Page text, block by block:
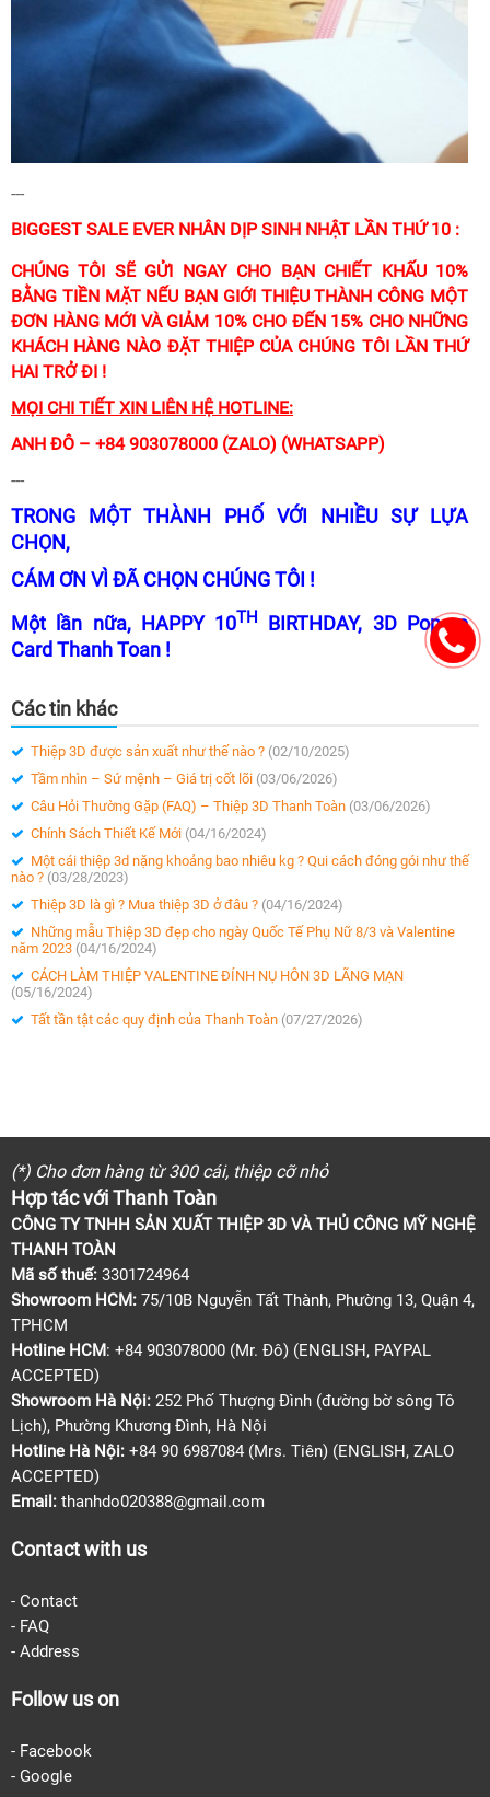
---
BIGGEST SALE EVER NHÂN DỊP SINH NHẬT LẦN THỨ 10 :
CHÚNG TÔI SẼ GỬI NGAY CHO BẠN CHIẾT KHẤU 10%
BẰNG TIỀN MẶT NẾU BẠN GIỚI THIỆU THÀNH CÔNG MỘT
ĐƠN HÀNG MỚI VÀ GIẢM 10% CHO ĐẾN 15% CHO NHỮNG
KHÁCH HÀNG NÀO ĐẶT THIỆP CỦA CHÚNG TÔI LẦN THỨ
HAI TRỞ ĐI !
MỌI CHI TIẾT XIN LIÊN HỆ HOTLINE:
ANH ĐÔ – +84 903078000 (ZALO) (WHATSAPP)
---
TRONG MỘT THÀNH PHỐ VỚI NHIỀU SỰ LỰA
CHỌN,
CÁM ƠN VÌ ĐÃ CHỌN CHÚNG TÔI !
Một lần nữa, HAPPY 10TH
BIRTHDAY, 3D Pop-up
Card Thanh Toan !
Các tin khác
Thiệp 3D được sản xuất như thế nào ? (02/10/2025)
Tầm nhìn – Sứ mệnh – Giá trị cốt lõi (03/06/2026)
Câu Hỏi Thường Gặp (FAQ) – Thiệp 3D Thanh Toàn (03/06/2026)
Chính Sách Thiết Kế Mới (04/16/2024)
Một cái thiệp 3d nặng khoảng bao nhiêu kg ? Qui cách đóng gói như thế
nào ? (03/28/2023)
Thiệp 3D là gì ? Mua thiệp 3D ở đâu ? (04/16/2024)
Những mẫu Thiệp 3D đẹp cho ngày Quốc Tế Phụ Nữ 8/3 và Valentine
năm 2023 (04/16/2024)
CÁCH LÀM THIỆP VALENTINE ĐÍNH NỤ HÔN 3D LÃNG MẠN
(05/16/2024)
Tất tần tật các quy định của Thanh Toàn (07/27/2026)
(*) Cho đơn hàng từ 300 cái, thiệp cỡ nhỏ
Hợp tác với Thanh Toàn
CÔNG TY TNHH SẢN XUẤT THIỆP 3D VÀ THỦ CÔNG MỸ NGHỆ
THANH TOÀN
Mã số thuế: 3301724964
Showroom HCM: 75/10B Nguyễn Tất Thành, Phường 13, Quận 4,
TPHCM
Hotline HCM: +84 903078000 (Mr. Đô) (ENGLISH, PAYPAL
ACCEPTED)
Showroom Hà Nội: 252 Phố Thượng Đình (đường bờ sông Tô
Lịch), Phường Khương Đình, Hà Nội
Hotline Hà Nội: +84 90 6987084 (Mrs. Tiên) (ENGLISH, ZALO
ACCEPTED)
Email: thanhdo020388@gmail.com
Contact with us
- Contact
- FAQ
- Address
Follow us on
- Facebook
- Google